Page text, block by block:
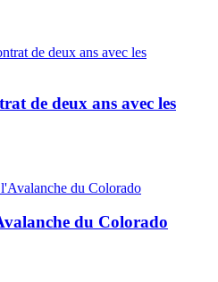
de deux ans avec les
du Colorado